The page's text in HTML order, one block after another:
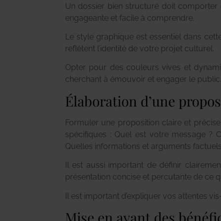
Un dossier bien structuré doit
engageante et facile à comprendre.
Le style graphique est essentiel dans
reflètent l’identité de votre projet culturel.
Opter pour des couleurs vives et
cherchant à émouvoir et engager le public.
Élaboration d’une
Formuler une proposition claire et
spécifiques : Quel est votre message ?
Quelles informations et arguments
Il est aussi important de définir
présentation concise et percutante de ce
Il est important d’expliquer vos attentes
Mise en avant des